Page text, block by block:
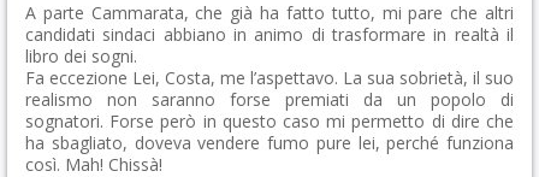
A parte Cammarata, che già ha fatto tutto, mi pare che altri
candidati sindaci abbiano in animo di trasformare in realtà il
libro dei sogni.
Fa eccezione Lei, Costa, me l’aspettavo. La sua sobrietà, il suo
realismo non saranno forse premiati da un popolo di
sognatori. Forse però in questo caso mi permetto di dire che
ha sbagliato, doveva vendere fumo pure lei, perché funziona
così. Mah! Chissà!